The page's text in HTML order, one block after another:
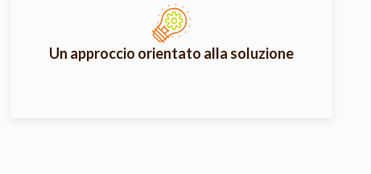
Un approccio orientato alla soluzione